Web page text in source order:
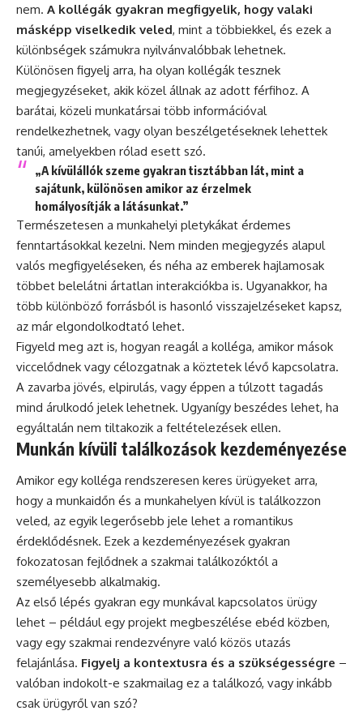
nem. A kollégák gyakran megfigyelik, hogy valaki
másképp viselkedik veled, mint a többiekkel, és ezek a
különbségek számukra nyilvánvalóbbak lehetnek.
Különösen figyelj arra, ha olyan kollégák tesznek
megjegyzéseket, akik közel állnak az adott férfihoz. A
barátai, közeli munkatársai több információval
rendelkezhetnek, vagy olyan beszélgetéseknek lehettek
tanúi, amelyekben rólad esett szó.
„A kívülállók szeme gyakran tisztábban lát, mint a
sajátunk, különösen amikor az érzelmek
homályosítják a látásunkat.”
Természetesen a munkahelyi pletykákat érdemes
fenntartásokkal kezelni. Nem minden megjegyzés alapul
valós megfigyeléseken, és néha az emberek hajlamosak
többet belelátni ártatlan interakciókba is. Ugyanakkor, ha
több különböző forrásból is hasonló visszajelzéseket kapsz,
az már elgondolkodtató lehet.
Figyeld meg azt is, hogyan reagál a kolléga, amikor mások
viccelődnek vagy célozgatnak a köztetek lévő kapcsolatra.
A zavarba jövés, elpirulás, vagy éppen a túlzott tagadás
mind árulkodó jelek lehetnek. Ugyanígy beszédes lehet, ha
egyáltalán nem tiltakozik a feltételezések ellen.
Munkán kívüli találkozások kezdeményezése
Amikor egy kolléga rendszeresen keres ürügyeket arra,
hogy a munkaidőn és a munkahelyen kívül is találkozzon
veled, az egyik legerősebb jele lehet a romantikus
érdeklődésnek. Ezek a kezdeményezések gyakran
fokozatosan fejlődnek a szakmai találkozóktól a
személyesebb alkalmakig.
Az első lépés gyakran egy munkával kapcsolatos ürügy
lehet – például egy projekt megbeszélése ebéd közben,
vagy egy szakmai rendezvényre való közös utazás
felajánlása. Figyelj a kontextusra és a szükségességre –
valóban indokolt-e szakmailag ez a találkozó, vagy inkább
csak ürügyről van szó?